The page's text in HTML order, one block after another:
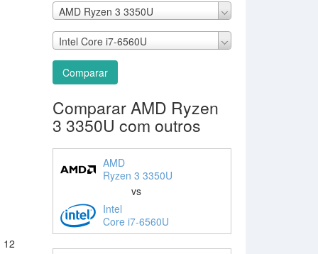
12
AMD Ryzen 3 3350U
Intel Core i7-6560U
Comparar
Comparar AMD Ryzen
3 3350U com outros
AMD
Ryzen 3 3350U
vs
Intel
Core i7-6560U